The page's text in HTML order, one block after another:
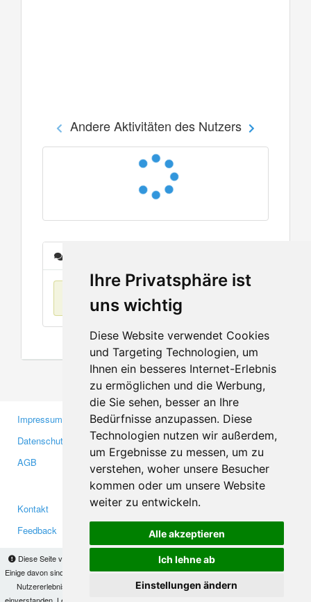
Ihre Privatsphäre ist
uns wichtig
Diese Website verwendet Cookies
und Targeting Technologien, um
Ihnen ein besseres Internet-Erlebnis
zu ermöglichen und die Werbung,
die Sie sehen, besser an Ihre
Bedürfnisse anzupassen. Diese
Technologien nutzen wir außerdem,
um Ergebnisse zu messen, um zu
verstehen, woher unsere Besucher
kommen oder um unsere Website
weiter zu entwickeln.
Alle akzeptieren
Ich lehne ab
Einstellungen ändern
Diese Seite verwendet Cookies, um Informationen auf Ihrem Computer zu speichern.
Einige davon sind notwendig, damit unsere Seite funktioniert, andere helfen uns dabei, das
Nutzererlebnis zu verbessern. Mit der Nutzung dieser Seite erklären Sie sich damit
Andere Aktivitäten des Nutzers
Keine Einträge
Impressum
Datenschutzerklärung
AGB
Gewerbetreibende
Investoren
Medien
Kontakt
Feedback
Facebook
Twitter
YouTube
Google+